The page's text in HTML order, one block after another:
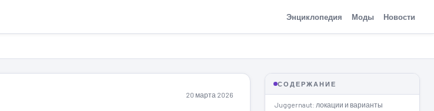
Энциклопедия Моды Новости
20 марта 2026
СОДЕРЖАНИЕ
Juggernaut: локации и варианты